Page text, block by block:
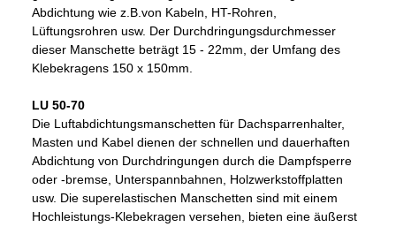
Abdichtung wie z.B.von Kabeln, HT-Rohren,
Lüftungsrohren usw. Der Durchdringungsdurchmesser
dieser Manschette beträgt 15 - 22mm, der Umfang des
Klebekragens 150 x 150mm.
LU 50-70
Die Luftabdichtungsmanschetten für Dachsparrenhalter,
Masten und Kabel dienen der schnellen und dauerhaften
Abdichtung von Durchdringungen durch die Dampfsperre
oder -bremse, Unterspannbahnen, Holzwerkstoffplatten
usw. Die superelastischen Manschetten sind mit einem
Hochleistungs-Klebekragen versehen, bieten eine äußerst